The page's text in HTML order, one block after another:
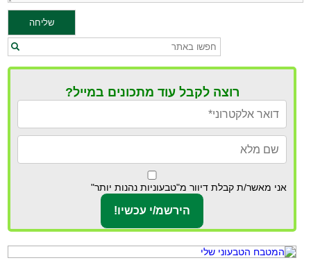
רוצה לקבל עוד מתכונים במייל?
אני מאשר/ת קבלת דיוור מ"טבעוניות נהנות יותר"